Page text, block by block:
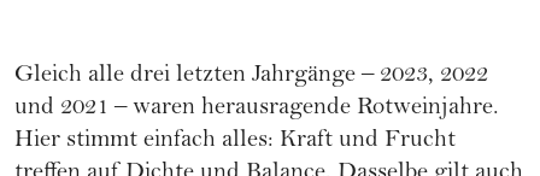
Gleich alle drei letzten Jahrgänge – 2023, 2022
und 2021 – waren herausragende Rotweinjahre.
Hier stimmt einfach alles: Kraft und Frucht